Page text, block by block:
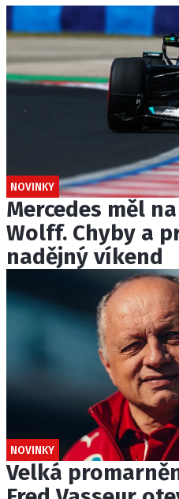
NOVINKY
Mercedes měl
Wolff. Chyby a
nadějný víkend
NOVINKY
Velká